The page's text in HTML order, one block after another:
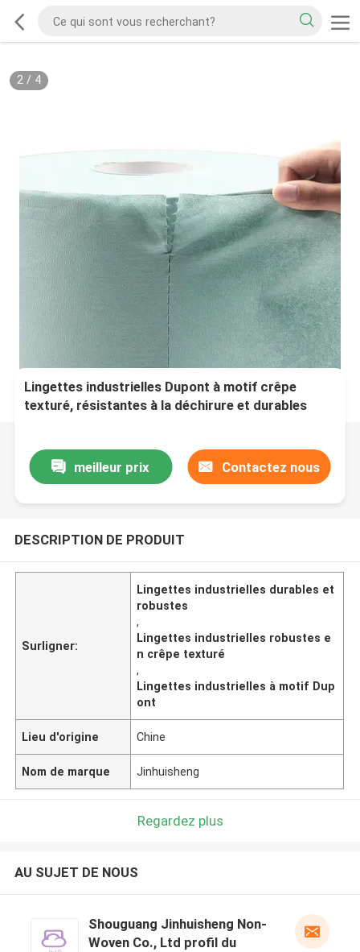
2/ 4
Lingettes industrielles Dupont à motif crêpe
texturé, résistantes à la déchirure et durables
meilleur prix Contactez nous
DESCRIPTION DE PRODUIT
Surligner:
Lingettes industrielles durables et
robustes
,
Lingettes industrielles robustes e
n crêpe texturé
,
Lingettes industrielles à motif Dup
ont
Lieu d'origine Chine
Nom de marque Jinhuisheng
Regardez plus
AU SUJET DE NOUS
Shouguang Jinhuisheng Non-
Woven Co., Ltd profil du